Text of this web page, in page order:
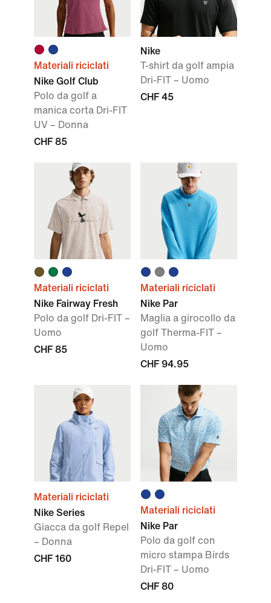
Materiali riciclati
Nike Golf Club
Polo da golf a
manica corta Dri-FIT
UV – Donna
CHF 85
Nike
T-shirt da golf ampia
Dri-FIT – Uomo
CHF 45
Materiali riciclati
Nike Fairway Fresh
Polo da golf Dri-FIT –
Uomo
CHF 85
Materiali riciclati
Nike Par
Maglia a girocollo da
golf Therma-FIT –
Uomo
CHF 94.95
Materiali riciclati
Nike Series
Giacca da golf Repel
– Donna
CHF 160
Materiali riciclati
Nike Par
Polo da golf con
micro stampa Birds
Dri-FIT – Uomo
CHF 80